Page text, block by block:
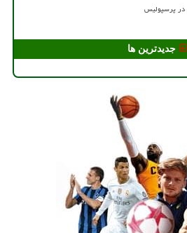
در پرسپولیس
جدیدترین ها